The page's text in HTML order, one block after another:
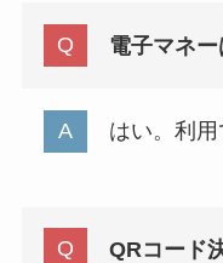
電子マネー
はい。利用
QRコード